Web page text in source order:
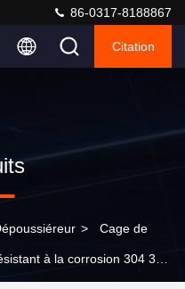
86-0317-8188867
Citation
> Cage de
à la corrosion 304 316